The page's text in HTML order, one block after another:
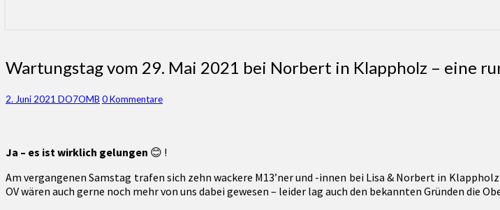
Wartungstag
vom
Mai
Norbert
Klappholz
–
Wartungstag vom 29. Mai 2021 bei Norbert in Klappholz – eine
2. Juni 2021 DO7OMB Kommentare
0 Kommentare
Ja – es ist wirklich gelungen 😊 !
Am vergangenen Samstag trafen sich zehn wackere M13’ner und -innen bei Lisa & Norbert in
OV wären auch gerne noch mehr von uns dabei gewesen – leider lag auch den bekannten Gründen die